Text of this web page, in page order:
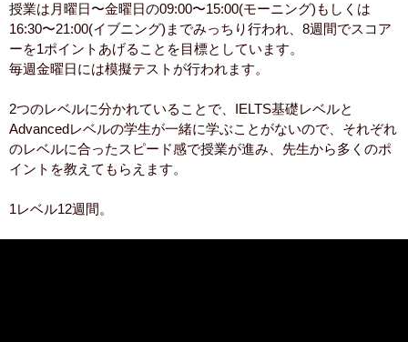
授業は月曜日〜金曜日の09:00〜15:00(モーニング)もしくは
16:30〜21:00(イブニング)までみっちり行われ、8週間でスコア
ーを1ポイントあげることを目標としています。
毎週金曜日には模擬テストが行われます。
2つのレベルに分かれていることで、IELTS基礎レベルと
Advancedレベルの学生が一緒に学ぶことがないので、それぞれ
のレベルに合ったスピード感で授業が進み、先生から多くのポ
イントを教えてもらえます。
1レベル12週間。